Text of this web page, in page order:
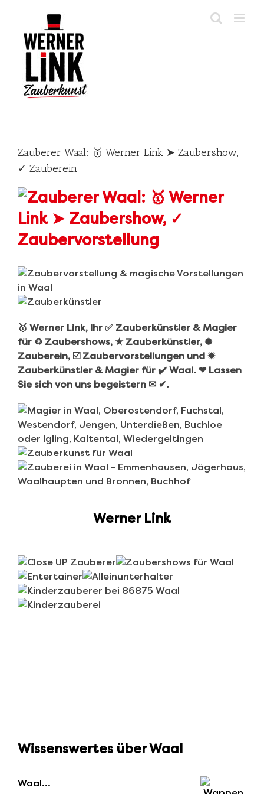
content
Zauberer Waal: 🥇 Werner Link ➤ Zaubershow,
✓ Zauberein
🥇 Werner Link, Ihr ✅ Zauberkünstler & Magier
für ♻ Zaubershows, ★ Zauberkünstler, ✺
Zauberein, ☑️ Zaubervorstellungen und ✹
Zauberkünstler & Magier für ✔️ Waal. ❤ Lassen
Sie sich von uns begeistern ✉ ✔.
Werner Link
Wissenswertes über Waal
Waal…